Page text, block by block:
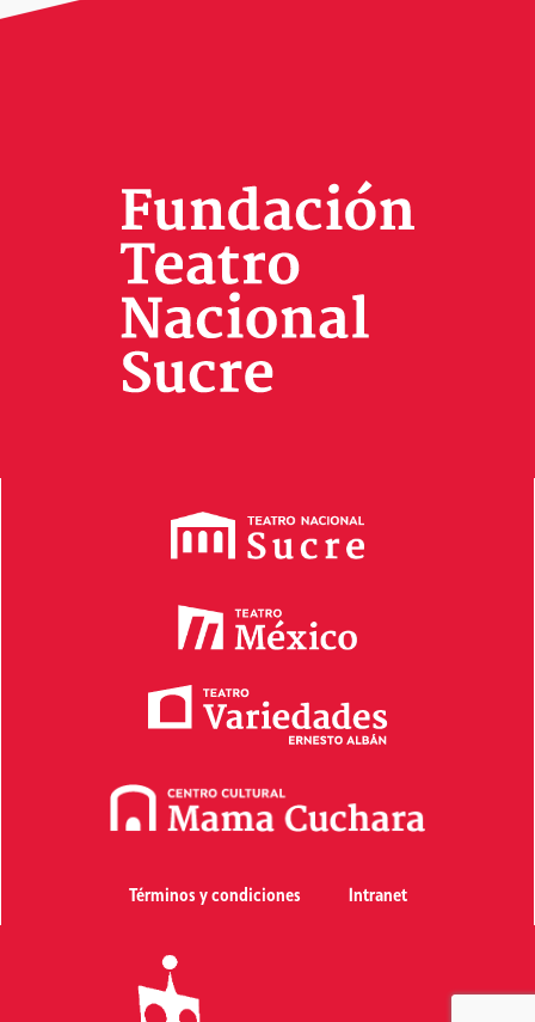
Términos y condiciones Intranet